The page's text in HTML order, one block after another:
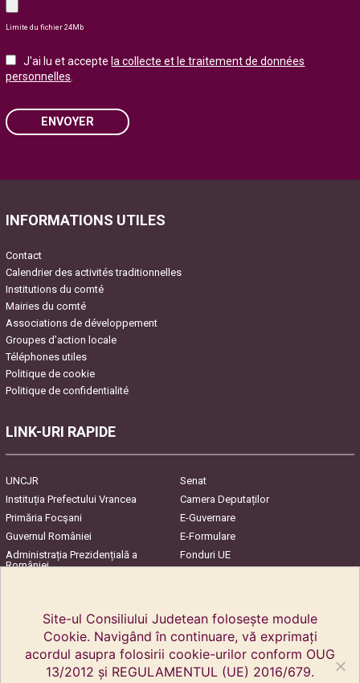
Limite du fichier 24Mb
J'ai lu et accepte la collecte et le traitement de données
personnelles.
ENVOYER
INFORMATIONS UTILES
Contact
Calendrier des activités traditionnelles
Institutions du comté
Mairies du comté
Associations de développement
Groupes d’action locale
Téléphones utiles
Politique de cookie
Politique de confidentialité
LINK-URI RAPIDE
UNCJR
Senat
Instituția Prefectului Vrancea
Camera Deputaților
Primăria Focşani
E-Guvernare
Guvernul României
E-Formulare
Administrația Prezidențială a
României
Fonduri UE
Site-ul Consiliului Judetean folosește module
Cookie. Navigând în continuare, vă exprimați
acordul asupra folosirii cookie-urilor conform OUG
13/2012 și REGULAMENTUL (UE) 2016/679.